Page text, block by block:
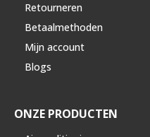
Retourneren
Betaalmethoden
Mijn account
Blogs
ONZE PRODUCTEN